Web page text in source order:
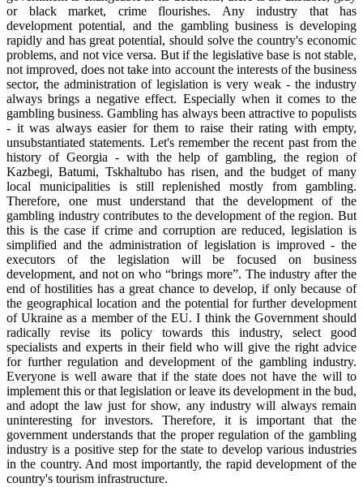
or black market, crime flourishes. Any industry that has
development potential, and the gambling business is developing
rapidly and has great potential, should solve the country's economic
problems, and not vice versa. But if the legislative base is not stable,
not improved, does not take into account the interests of the business
sector, the administration of legislation is very weak - the industry
always brings a negative effect. Especially when it comes to the
gambling business. Gambling has always been attractive to populists
- it was always easier for them to raise their rating with empty,
unsubstantiated statements. Let's remember the recent past from the
history of Georgia - with the help of gambling, the region of
Kazbegi, Batumi, Tskhaltubo has risen, and the budget of many
local municipalities is still replenished mostly from gambling.
Therefore, one must understand that the development of the
gambling industry contributes to the development of the region. But
this is the case if crime and corruption are reduced, legislation is
simplified and the administration of legislation is improved - the
executors of the legislation will be focused on business
development, and not on who “brings more”. The industry after the
end of hostilities has a great chance to develop, if only because of
the geographical location and the potential for further development
of Ukraine as a member of the EU. I think the Government should
radically revise its policy towards this industry, select good
specialists and experts in their field who will give the right advice
for further regulation and development of the gambling industry.
Everyone is well aware that if the state does not have the will to
implement this or that legislation or leave its development in the bud,
and adopt the law just for show, any industry will always remain
uninteresting for investors. Therefore, it is important that the
government understands that the proper regulation of the gambling
industry is a positive step for the state to develop various industries
in the country. And most importantly, the rapid development of the
country's tourism infrastructure.